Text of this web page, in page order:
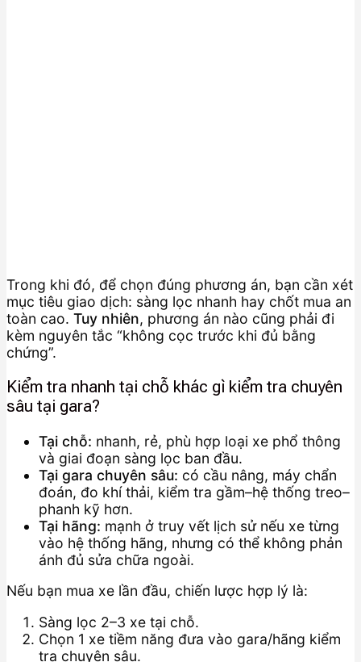
Trong khi đó, để chọn đúng phương án, bạn cần xét
mục tiêu giao dịch: sàng lọc nhanh hay chốt mua an
toàn cao. Tuy nhiên, phương án nào cũng phải đi
kèm nguyên tắc “không cọc trước khi đủ bằng
chứng”.
Kiểm tra nhanh tại chỗ khác gì kiểm tra chuyên
sâu tại gara?
Tại chỗ: nhanh, rẻ, phù hợp loại xe phổ thông
và giai đoạn sàng lọc ban đầu.
Tại gara chuyên sâu: có cầu nâng, máy chẩn
đoán, đo khí thải, kiểm tra gầm–hệ thống treo–
phanh kỹ hơn.
Tại hãng: mạnh ở truy vết lịch sử nếu xe từng
vào hệ thống hãng, nhưng có thể không phản
ánh đủ sửa chữa ngoài.
Nếu bạn mua xe lần đầu, chiến lược hợp lý là:
Sàng lọc 2–3 xe tại chỗ.
Chọn 1 xe tiềm năng đưa vào gara/hãng kiểm
tra chuyên sâu.